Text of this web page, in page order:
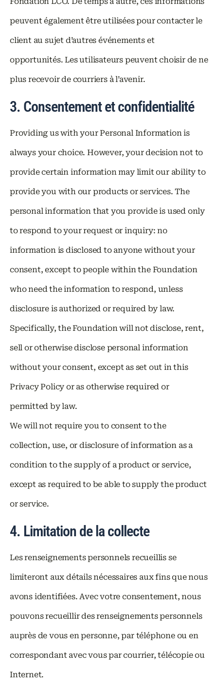
peuvent également être utilisées pour contacter le
client au sujet d’autres événements et
opportunités. Les utilisateurs peuvent choisir de ne
plus recevoir de courriers à l’avenir.
3. Consentement et confidentialité
Providing us with your Personal Information is
always your choice. However, your decision not to
provide certain information may limit our ability to
provide you with our products or services. The
personal information that you provide is used only
to respond to your request or inquiry: no
information is disclosed to anyone without your
consent, except to people within the Foundation
who need the information to respond, unless
disclosure is authorized or required by law.
Specifically, the Foundation will not disclose, rent,
sell or otherwise disclose personal information
without your consent, except as set out in this
Privacy Policy or as otherwise required or
permitted by law.
We will not require you to consent to the
collection, use, or disclosure of information as a
condition to the supply of a product or service,
except as required to be able to supply the product
or service.
4. Limitation de la collecte
Les renseignements personnels recueillis se
limiteront aux détails nécessaires aux fins que nous
avons identifiées. Avec votre consentement, nous
pouvons recueillir des renseignements personnels
auprès de vous en personne, par téléphone ou en
correspondant avec vous par courrier, télécopie ou
Internet.